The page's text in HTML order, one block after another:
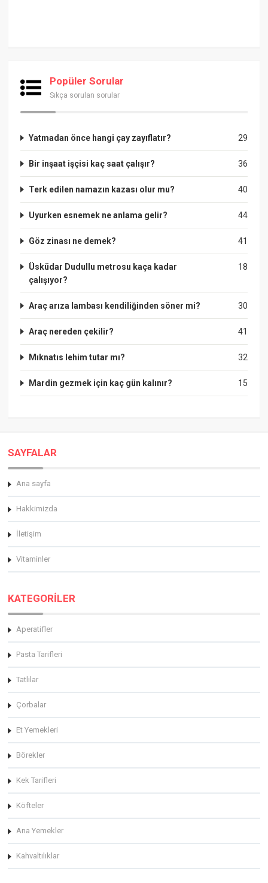
Popüler Sorular
Sıkça sorulan sorular
29
Yatmadan önce hangi çay zayıflatır?
36
Bir inşaat işçisi kaç saat çalışır?
40
Terk edilen namazın kazası olur mu?
44
Uyurken esnemek ne anlama gelir?
41
Göz zinası ne demek?
18
Üsküdar Dudullu metrosu kaça kadar
çalışıyor?
30
Araç arıza lambası kendiliğinden söner mi?
41
Araç nereden çekilir?
32
Mıknatıs lehim tutar mı?
15
Mardin gezmek için kaç gün kalınır?
SAYFALAR
Ana sayfa
Hakkimizda
İletişim
Vitaminler
KATEGORİLER
Aperatifler
Pasta Tarifleri
Tatlılar
Çorbalar
Et Yemekleri
Börekler
Kek Tarifleri
Köfteler
Ana Yemekler
Kahvaltılıklar